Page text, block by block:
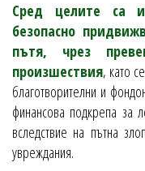
Сред целите са и
безопасно
пътя, чрез
произшествия, като
благотворителни и
финансова подкрепа за
вследствие на пътна
увреждания.